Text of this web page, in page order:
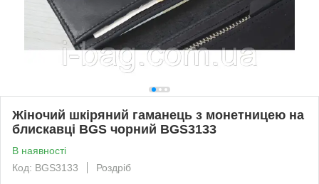
Жіночий шкіряний гаманець з монетницею на
блискавці BGS чорний BGS3133
В наявності
Код: BGS3133
Роздріб